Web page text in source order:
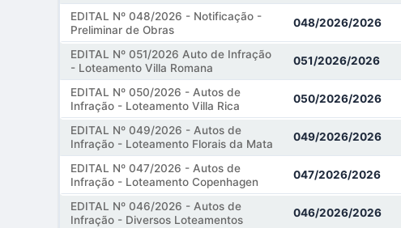
EDITAL Nº 048/2026 - Notificação -
Preliminar de Obras
048/2026/2026
EDITAL Nº 051/2026 Auto de Infração
- Loteamento Villa Romana
051/2026/2026
EDITAL Nº 050/2026 - Autos de
Infração - Loteamento Villa Rica
050/2026/2026
EDITAL Nº 049/2026 - Autos de
Infração - Loteamento Florais da Mata
049/2026/2026
EDITAL Nº 047/2026 - Autos de
Infração - Loteamento Copenhagen
047/2026/2026
EDITAL Nº 046/2026 - Autos de
Infração - Diversos Loteamentos
046/2026/2026